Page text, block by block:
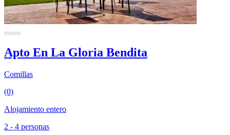
Apto En La Gloria Bendita
Comillas
(0)
Alojamiento entero
2 - 4 personas